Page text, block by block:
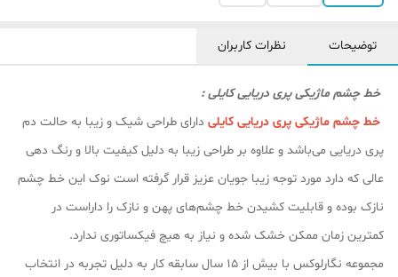
توضیحات نظرات کاربران
خط چشم ماژیکی پری دریایی کایلی :
خط چشم ماژیکی پری دریایی کایلی دارای طراحی شیک و زیبا به حالت دم
پری دریایی می‌باشد و علاوه بر طراحی زیبا به دلیل کیفیت بالا و رنگ دهی
عالی که دارد مورد توجه زیبا جویان عزیز قرار گرفته است نوک این خط چشم
نازک بوده و قابلیت کشیدن خط چشم‌های پهن و نازک را داراست در
کمترین زمان ممکن خشک شده و نیاز به هیچ فیکساتوری ندارد.
مجموعه نگارلوکس با بیش از ۱۵ سال سابقه کار به دلیل تجربه در انتخاب